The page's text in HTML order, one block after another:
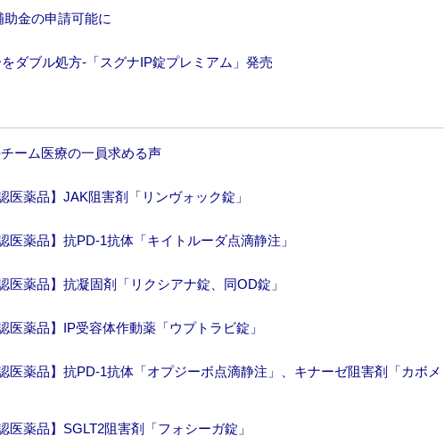
助金の申請可能に
ダブル処方‐「スグナIP錠プレミアム」発売
ーム医療の一員求める声
医薬品】JAK阻害剤「リンヴォック錠」
医薬品】抗PD-1抗体「キイトルーダ点滴静注」
医薬品】抗凝固剤「リクシアナ錠、同OD錠」
医薬品】IP受容体作動薬「ウプトラビ錠」
医薬品】抗PD-1抗体「オプジーボ点滴静注」、キナーゼ阻害剤「カボメ
医薬品】SGLT2阻害剤「フォシーガ錠」